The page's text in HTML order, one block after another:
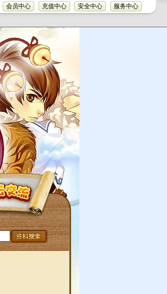
会员中心 充值中心 安全中心
服务中心